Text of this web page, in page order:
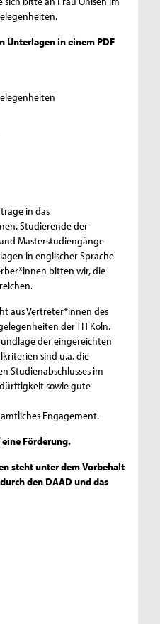
Unterlagen in einem PDF
in das
Studierende der
Masterstudiengänge
in englischer Sprache
bitten wir, die
aus Vertreter*innen des
der TH Köln.
der eingereichten
sind u.a. die
Studienabschlusses im
sowie gute
Engagement.
Förderung.
steht unter dem Vorbehalt
den DAAD und das